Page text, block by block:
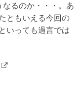
るのか・・・。あ
ともいえる今回の
いっても過言では